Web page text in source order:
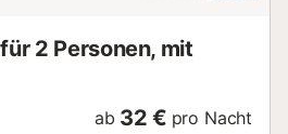
2 Personen, mit
ab 32 € pro Nacht